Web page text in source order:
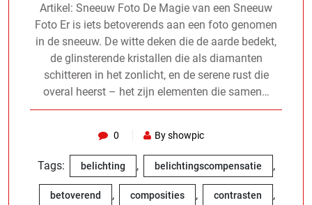
Artikel: Sneeuw Foto De Magie van een Sneeuw
Foto Er is iets betoverends aan een foto genomen
in de sneeuw. De witte deken die de aarde bedekt,
de glinsterende kristallen die als diamanten
schitteren in het zonlicht, en de serene rust die
overal heerst – het zijn elementen die samen…
0 By showpic
Tags: belichting , belichtingscompensatie ,
betoverend , composities , contrasten ,